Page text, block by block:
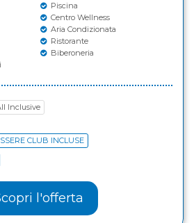
Piscina
Centro Wellness
Aria Condizionata
Ristorante
Biberoneria
Inclusive
CLUB INCLUSE
l'offerta